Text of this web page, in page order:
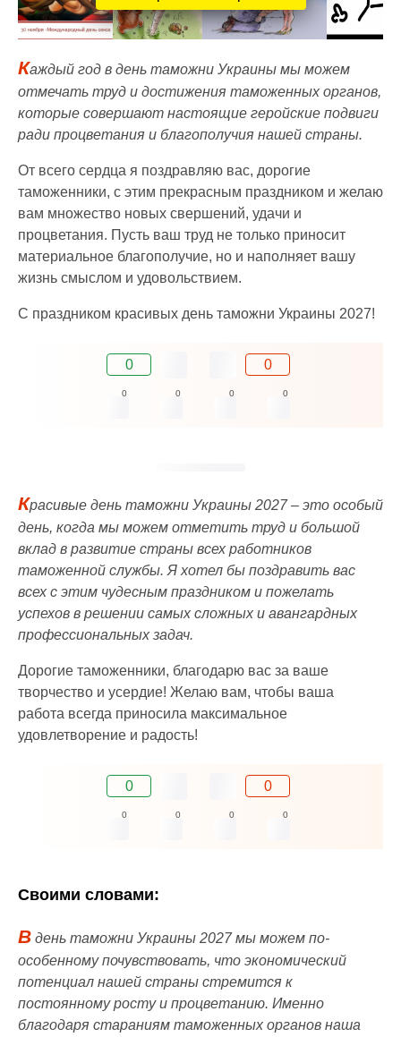
Каждый год в день таможни Украины мы можем
отмечать труд и достижения таможенных органов,
которые совершают настоящие геройские подвиги
ради процветания и благополучия нашей страны.
От всего сердца я поздравляю вас, дорогие
таможенники, с этим прекрасным праздником и желаю
вам множество новых свершений, удачи и
процветания. Пусть ваш труд не только приносит
материальное благополучие, но и наполняет вашу
жизнь смыслом и удовольствием.
С праздником красивых день таможни Украины 2027!
0 0
0 0 0 0
Красивые день таможни Украины 2027 – это особый
день, когда мы можем отметить труд и большой
вклад в развитие страны всех работников
таможенной службы. Я хотел бы поздравить вас
всех с этим чудесным праздником и пожелать
успехов в решении самых сложных и авангардных
профессиональных задач.
Дорогие таможенники, благодарю вас за ваше
творчество и усердие! Желаю вам, чтобы ваша
работа всегда приносила максимальное
удовлетворение и радость!
0 0
0 0 0 0
Своими словами:
В день таможни Украины 2027 мы можем по-
особенному почувствовать, что экономический
потенциал нашей страны стремится к
постоянному росту и процветанию. Именно
благодаря стараниям таможенных органов наша